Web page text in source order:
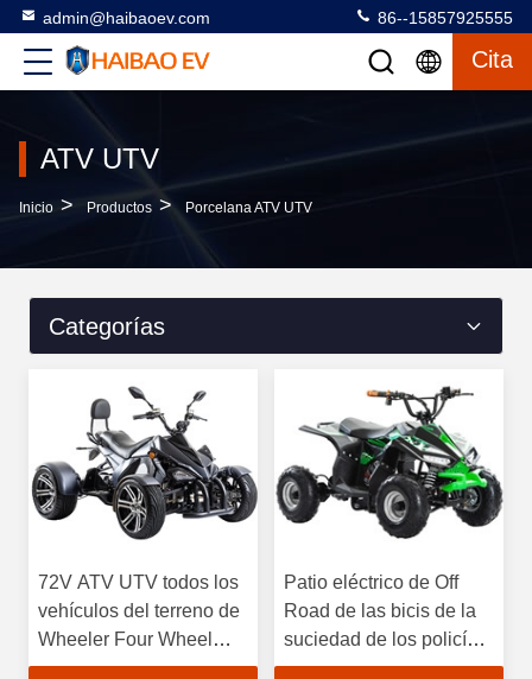
admin@haibaoev.com 86--15857925555
Cita
ATV UTV
Inicio > Productos > Porcelana ATV UTV
Categorías
72V ATV UTV todos los
vehículos del terreno de
Wheeler Four Wheel
Drive All del terreno 4
Patio eléctrico de Off
Road de las bicis de la
suciedad de los policías
motorizados de Off Road